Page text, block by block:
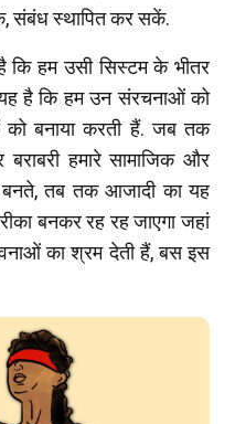
संबंध स्थापित कर सकें.
कि हम उसी सिस्टम के भीतर
है कि हम उन संरचनाओं को
को बनाया करती हैं. जब तक
बराबरी हमारे सामाजिक और
बनते, तब तक आजादी का यह
बनकर रह रह जाएगा जहां
का श्रम देती हैं, बस इस